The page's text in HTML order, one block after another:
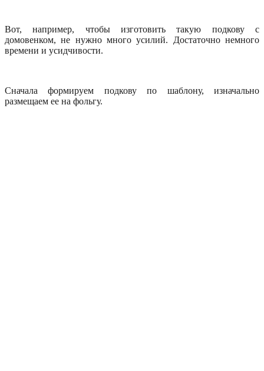
Вот, например, чтобы изготовить такую подкову с
домовенком, не нужно много усилий. Достаточно немного
времени и усидчивости.
Сначала формируем подкову по шаблону, изначально
размещаем ее на фольгу.